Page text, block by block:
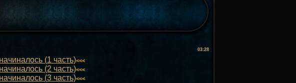
03:28
(1 часть)<<<
(2 часть)<<<
(3 часть)<<<